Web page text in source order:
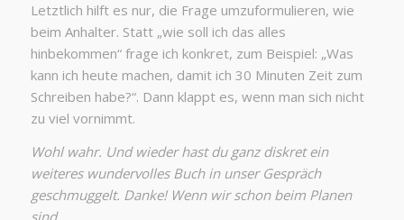
Letztlich hilft es nur, die Frage umzuformulieren, wie
beim Anhalter. Statt „wie soll ich das alles
hinbekommen“ frage ich konkret, zum Beispiel: „Was
kann ich heute machen, damit ich 30 Minuten Zeit zum
Schreiben habe?“. Dann klappt es, wenn man sich nicht
zu viel vornimmt.
Wohl wahr. Und wieder hast du ganz diskret ein
weiteres wundervolles Buch in unser Gespräch
geschmuggelt. Danke! Wenn wir schon beim Planen
sind …